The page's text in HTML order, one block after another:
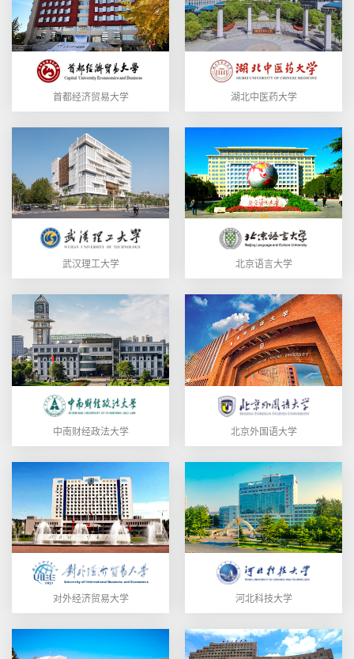
首都经济贸易大学 湖北中医药大学
武汉理工大学 北京语言大学
中南财经政法大学 北京外国语大学
对外经济贸易大学 河北科技大学